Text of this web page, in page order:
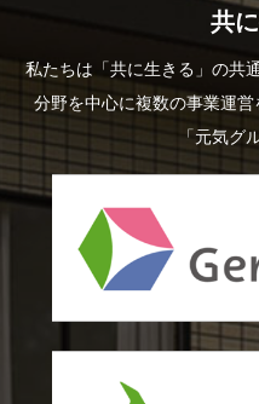
共
私たちは「共に生きる」の共
分野を中心に複数の事業運
「元気グ